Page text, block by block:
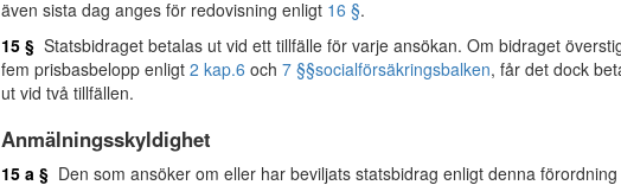
även sista dag anges för redovisning enligt 16 §.
15 § Statsbidraget betalas ut vid ett tillfälle för varje ansökan. Om bidraget
fem prisbasbelopp enligt 2 kap.6 och 7 §§socialförsäkringsbalken, får det dock
ut vid två tillfällen.
Anmälningsskyldighet
15 a § Den som ansöker om eller har beviljats statsbidrag enligt denna